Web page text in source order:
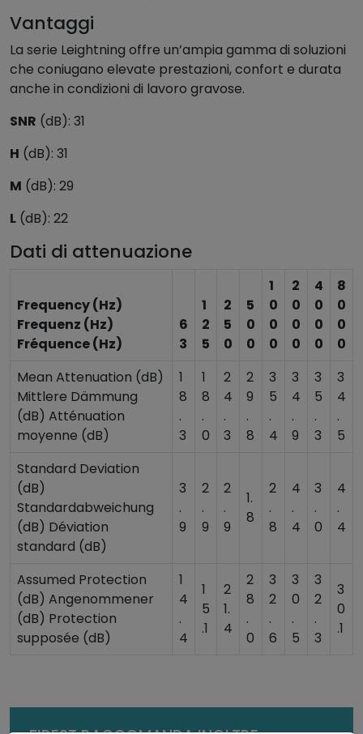
Vantaggi
La serie Leightning offre un’ampia gamma di soluzioni
che coniugano elevate prestazioni, confort e durata
anche in condizioni di lavoro gravose.
SNR (dB): 31
H (dB): 31
M (dB): 29
L (dB): 22
Dati di attenuazione
Frequency (Hz)
Frequenz (Hz)
Fréquence (Hz)
6
3
1
2
5
2
5
0
5
0
0
1
0
0
0
2
0
0
0
4
0
0
0
8
0
0
0
Mean Attenuation (dB)
Mittlere Dämmung
(dB) Atténuation
moyenne (dB)
1
8
.
3
1
8
.
0
2
4
.
3
2
9
.
8
3
5
.
4
3
4
.
9
3
5
.
3
3
4
.
5
Standard Deviation
(dB)
Standardabweichung
(dB) Déviation
standard (dB)
3
.
9
2
.
9
2
.
9
1.
8
2
.
8
4
.
4
3
.
0
4
.
4
Assumed Protection
(dB) Angenommener
(dB) Protection
supposée (dB)
1
4
.
4
1
5
.1
2
1.
4
2
8
.
0
3
2
.
6
3
0
.
5
3
2
.
3
3
0
.1